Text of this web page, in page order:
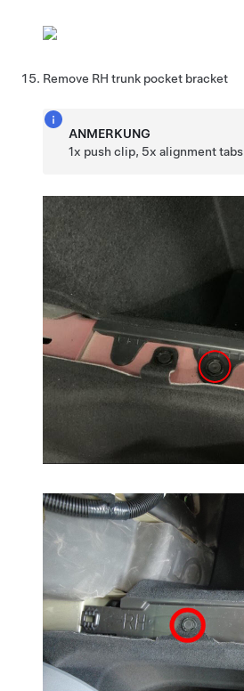
Remove RH trunk pocket bracket
ANMERKUNG
1x push clip, 5x alignment tabs